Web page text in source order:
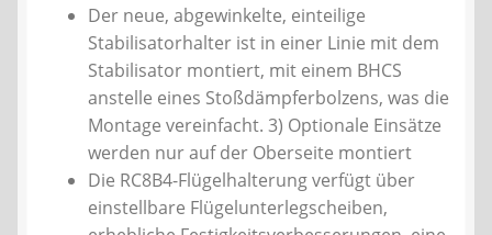
Der neue, abgewinkelte, einteilige
Stabilisatorhalter ist in einer Linie mit dem
Stabilisator montiert, mit einem BHCS
anstelle eines Stoßdämpferbolzens, was die
Montage vereinfacht. 3) Optionale Einsätze
werden nur auf der Oberseite montiert
Die RC8B4-Flügelhalterung verfügt über
einstellbare Flügelunterlegscheiben,